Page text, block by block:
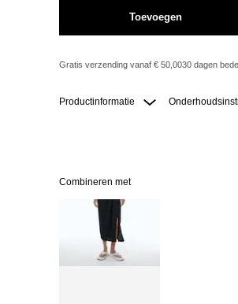
Toevoegen
Gratis verzending vanaf € 50,0030 dagen
Productinformatie
Combineren met